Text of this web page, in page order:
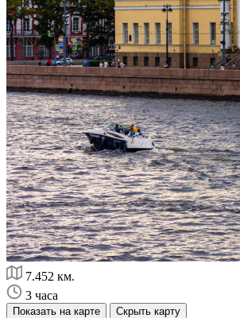
7.452 км.
3 часа
Показать на карте Скрыть карту